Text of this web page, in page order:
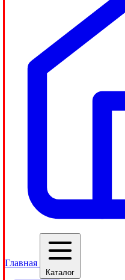
Главная
Каталог